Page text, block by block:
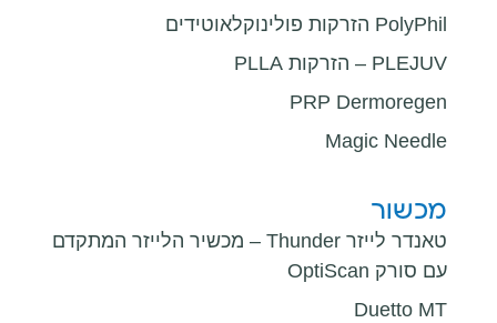
PolyPhil הזרקות פולינוקלאוטידים
PLEJUV – הזרקות PLLA
PRP Dermoregen
Magic Needle
מכשור
טאנדר לייזר Thunder – מכשיר הלייזר המתקדם
עם סורק OptiScan
Duetto MT